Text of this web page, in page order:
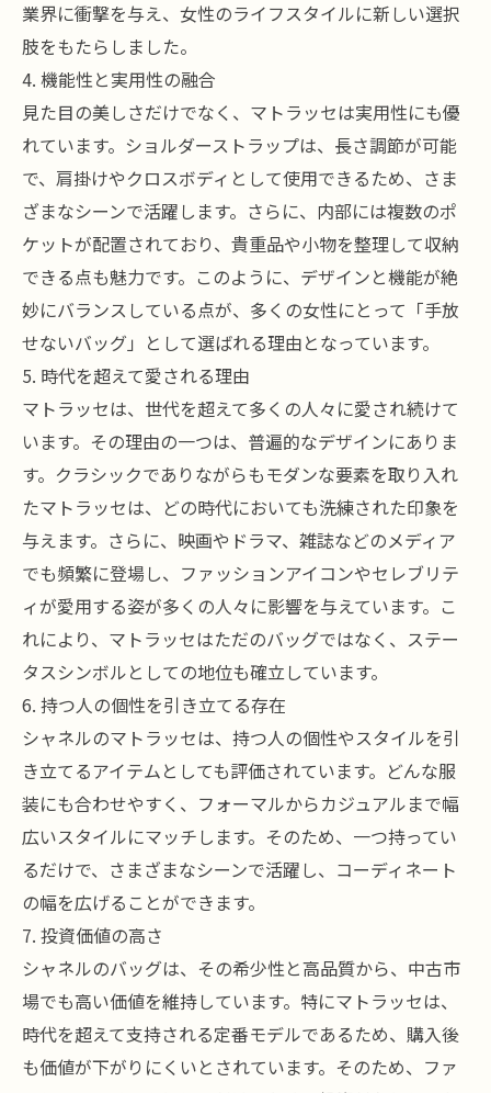
業界に衝撃を与え、女性のライフスタイルに新しい選択
肢をもたらしました。
4. 機能性と実用性の融合
見た目の美しさだけでなく、マトラッセは実用性にも優
れています。ショルダーストラップは、長さ調節が可能
で、肩掛けやクロスボディとして使用できるため、さま
ざまなシーンで活躍します。さらに、内部には複数のポ
ケットが配置されており、貴重品や小物を整理して収納
できる点も魅力です。このように、デザインと機能が絶
妙にバランスしている点が、多くの女性にとって「手放
せないバッグ」として選ばれる理由となっています。
5. 時代を超えて愛される理由
マトラッセは、世代を超えて多くの人々に愛され続けて
います。その理由の一つは、普遍的なデザインにありま
す。クラシックでありながらもモダンな要素を取り入れ
たマトラッセは、どの時代においても洗練された印象を
与えます。さらに、映画やドラマ、雑誌などのメディア
でも頻繁に登場し、ファッションアイコンやセレブリテ
ィが愛用する姿が多くの人々に影響を与えています。こ
れにより、マトラッセはただのバッグではなく、ステー
タスシンボルとしての地位も確立しています。
6. 持つ人の個性を引き立てる存在
シャネルのマトラッセは、持つ人の個性やスタイルを引
き立てるアイテムとしても評価されています。どんな服
装にも合わせやすく、フォーマルからカジュアルまで幅
広いスタイルにマッチします。そのため、一つ持ってい
るだけで、さまざまなシーンで活躍し、コーディネート
の幅を広げることができます。
7. 投資価値の高さ
シャネルのバッグは、その希少性と高品質から、中古市
場でも高い価値を維持しています。特にマトラッセは、
時代を超えて支持される定番モデルであるため、購入後
も価値が下がりにくいとされています。そのため、ファ